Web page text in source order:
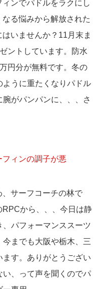
ンでパドルをラクにし
なる悩みから解放された
はいませんか？11月末ま
ントしています。防水
円分が無料です。冬の
ように重たくなりパドル
がパンパンに、、、さ
フィンの調子が悪
、サーフコーチの林で
RPCから、、、今日は静
パフォーマンススーツ
までも大阪や栃木、三
す。ありがとうござい
い、って声を聞くのでパ